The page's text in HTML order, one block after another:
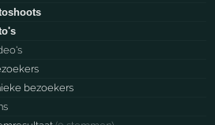
bezoekers